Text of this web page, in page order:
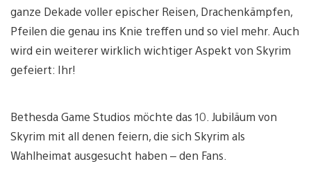
ganze Dekade voller epischer Reisen, Drachenkämpfen,
Pfeilen die genau ins Knie treffen und so viel mehr. Auch
wird ein weiterer wirklich wichtiger Aspekt von Skyrim
gefeiert: Ihr!
Bethesda Game Studios möchte das 10. Jubiläum von
Skyrim mit all denen feiern, die sich Skyrim als
Wahlheimat ausgesucht haben – den Fans.